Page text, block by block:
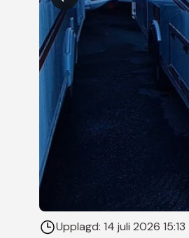
Upplagd: 14 juli 2026 15:13